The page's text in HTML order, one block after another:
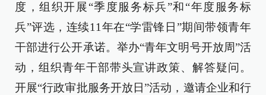
度，组织开展“季度服务标兵”和“年度服务标
兵”评选，连续11年在“学雷锋日”期间带领青年
干部进行公开承诺。举办“青年文明号开放周”活
动，组织青年干部带头宣讲政策、解答疑问。
开展“行政审批服务开放日”活动，邀请企业和行